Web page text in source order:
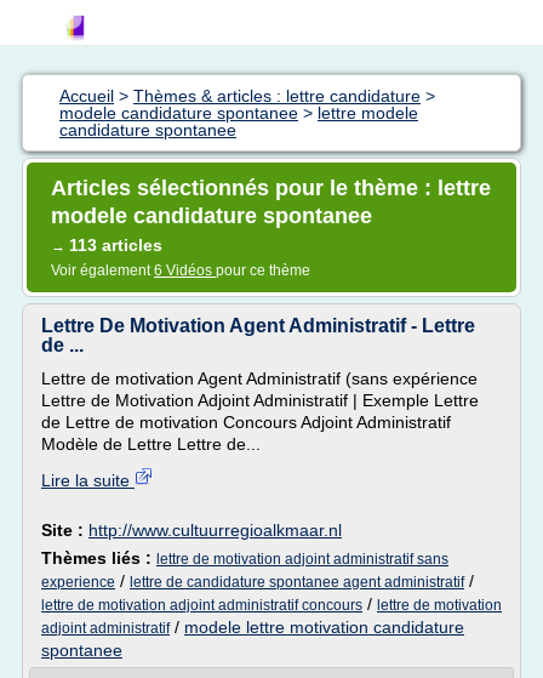
Accueil > Thèmes & articles : lettre candidature >
modele candidature spontanee > lettre modele
candidature spontanee
Articles sélectionnés pour le thème : lettre
modele candidature spontanee
→ 113 articles
Voir également6 Vidéos pour ce thème
Lettre De Motivation Agent Administratif - Lettre
de ...
Lettre de motivation Agent Administratif (sans expérience
Lettre de Motivation Adjoint Administratif | Exemple Lettre
de Lettre de motivation Concours Adjoint Administratif
Modèle de Lettre Lettre de...
Lire la suite
Site : http://www.cultuurregioalkmaar.nl
Thèmes liés : lettre de motivation adjoint administratif sans
experience / lettre de candidature spontanee agent administratif/
lettre de motivation adjoint administratif concours / lettre de motivation
adjoint administratif/ modele lettre motivation candidature
spontanee